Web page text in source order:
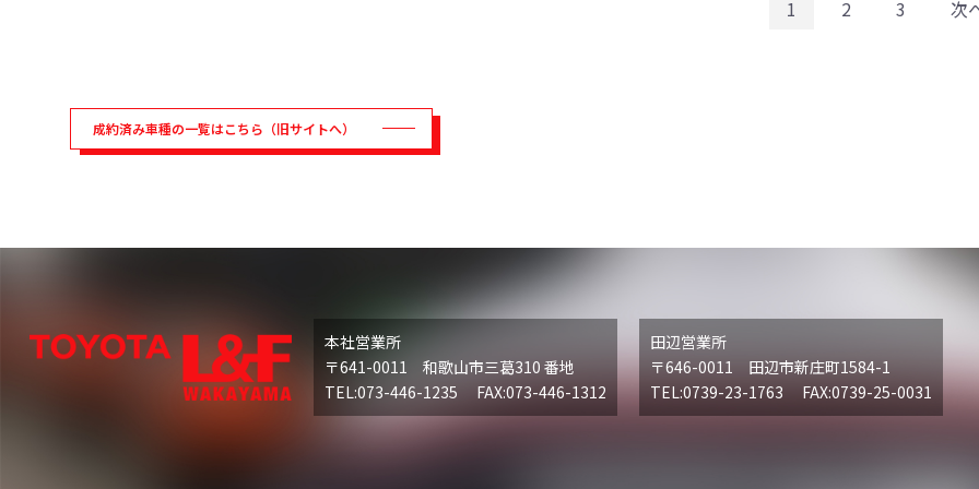
1 2 3 次
成約済み車種の一覧はこちら（旧サイトへ）
本社営業所
〒641-0011 和歌山市三葛310 番地
TEL:073-446-1235 FAX:073-446-1312
田辺営業所
〒646-0011 田辺市新庄町1584-1
TEL:0739-23-1763 FAX:0739-25-0031